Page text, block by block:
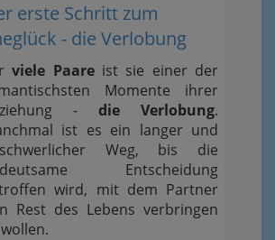
erste Schritt zum
- die Verlobung
viele Paareist sie einer der
Momente ihrer
- die Verlobung.
ist es ein langer und
Weg, bis die
Entscheidung
wird, mit dem Partner
Rest des Lebens verbringen